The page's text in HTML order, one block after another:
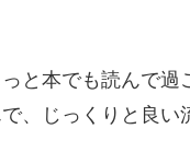
と本でも読んで過
、じっくりと良い